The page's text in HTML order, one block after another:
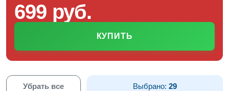
699 руб.
КУПИТЬ
Убрать все Выбрано:29